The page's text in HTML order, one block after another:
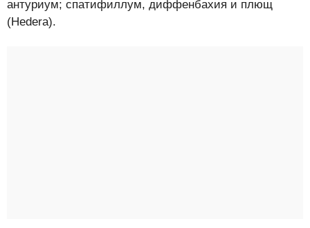
антуриум; спатифиллум, диффенбахия и плющ
(Hedera).